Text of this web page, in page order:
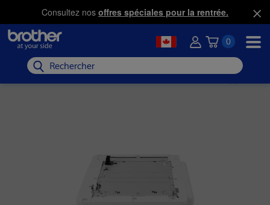
Consultez nos offres spéciales pour la rentrée.
0
Rechercher